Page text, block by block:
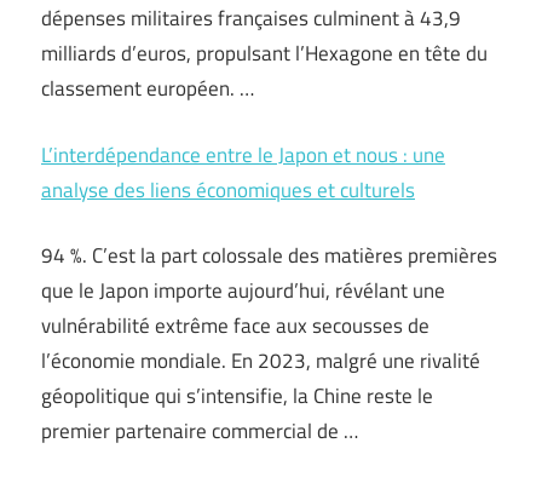
dépenses militaires françaises culminent à 43,9
milliards d’euros, propulsant l’Hexagone en tête du
classement européen. …
L’interdépendance entre le Japon et nous : une
analyse des liens économiques et culturels
94 %. C’est la part colossale des matières premières
que le Japon importe aujourd’hui, révélant une
vulnérabilité extrême face aux secousses de
l’économie mondiale. En 2023, malgré une rivalité
géopolitique qui s’intensifie, la Chine reste le
premier partenaire commercial de …